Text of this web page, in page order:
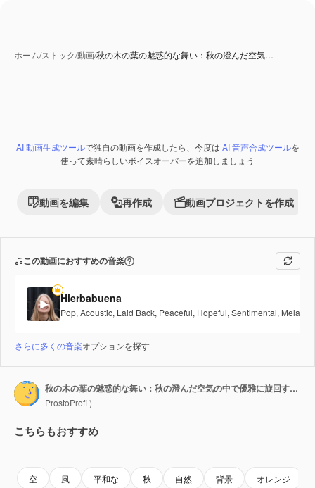
ホーム/ストック/動画/秋の木の葉の魅惑的な舞い：秋の澄んだ空気…
PremiumAI 生成コンテンツ
AI 動画生成ツールで独自の動画を作成したら、今度は AI 音声合成ツールを
使って素晴らしいボイスオーバーを追加しましょう
動画を編集 再作成 動画プロジェクトを作成
この動画におすすめの音楽
Hierbabuena
Pop, Acoustic, Laid Back, Peaceful, Hopeful, Sentimental,
さらに多くの音楽オプションを探す
秋の木の葉の魅惑的な舞い：秋の澄んだ空気の中で優雅に旋回する、鮮やかなカエデの葉の魅惑的な光景をご覧ください。
ProstoProfi )
こちらもおすすめ
空 風 平和な 秋 自然 背景 オレンジ